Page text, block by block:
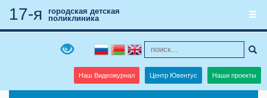
Наш Видеожурнал Центр Ювентус Наши проекты
17-я
городская детская
поликлиника